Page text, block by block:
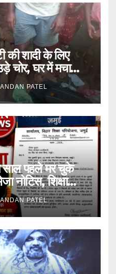
की शादी के लिए
चोर, घर में मचा
PATEL
पहले मर चुके
नोटिस, शिक्षा
पर गंभीर सवाल
PATEL